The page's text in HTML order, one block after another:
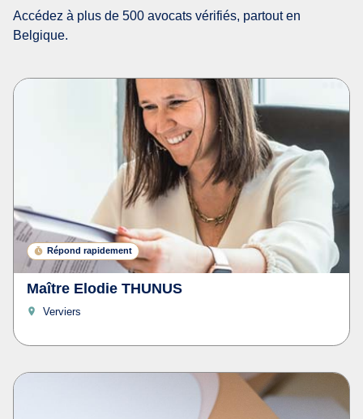
Accédez à plus de 500 avocats vérifiés, partout en
Belgique.
Répond rapidement
Maître Elodie THUNUS
Verviers